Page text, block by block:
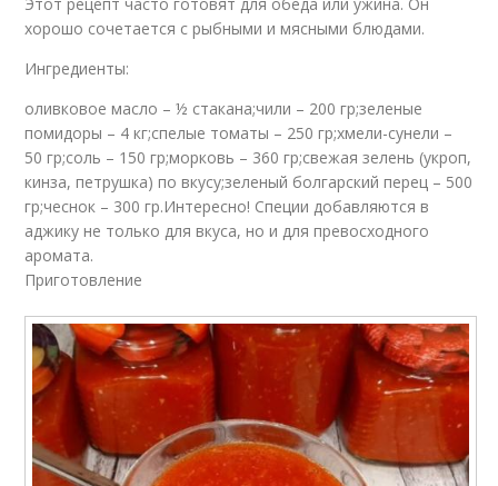
хорошо сочетается с рыбными и мясными блюдами.
Ингредиенты:
оливковое масло – ½ стакана;чили – 200 гр;зеленые
помидоры – 4 кг;спелые томаты – 250 гр;хмели-сунели –
50 гр;соль – 150 гр;морковь – 360 гр;свежая зелень (укроп,
кинза, петрушка) по вкусу;зеленый болгарский перец – 500
гр;чеснок – 300 гр.Интересно! Специи добавляются в
аджику не только для вкуса, но и для превосходного
аромата.
Приготовление